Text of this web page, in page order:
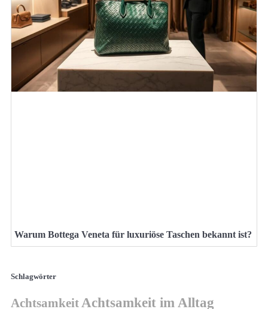
Warum Bottega Veneta für luxuriöse Taschen bekannt ist?
Schlagwörter
AchtsamkeitAchtsamkeit im Alltag